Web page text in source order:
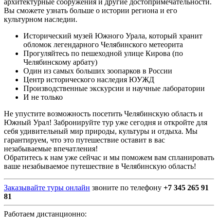
Вы сможете узнать больше о истории региона и его
культурном наследии.
Исторический музей Южного Урала, который хранит
обломок легендарного Челябинского метеорита
Прогуляйтесь по пешеходной улице Кирова (по
Челябинскому арбату)
Один из самых больших зоопарков в России
Центр исторического наследия ЮУЖД
Производственные экскурсии и научные лаборатории
И не только
Не упустите возможность посетить Челябинскую область и
Южный Урал! Забронируйте тур уже сегодня и откройте для
себя удивительный мир природы, культуры и отдыха. Мы
гарантируем, что это путешествие оставит в вас
незабываемые впечатления!
Обратитесь к нам уже сейчас и мы поможем вам спланировать
ваше незабываемое путешествие в Челябинскую область!
Заказывайте туры онлайн звоните по телефону +7 345 265 91
81
Работаем дистанционно: